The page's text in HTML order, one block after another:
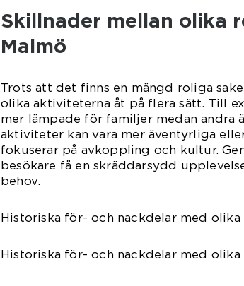
Skillnader mellan olika
Malmö
Trots att det finns en mängd roliga
olika aktiviteterna åt på flera sätt. Till
mer lämpade för familjer medan andra
aktiviteter kan vara mer äventyrliga
fokuserar på avkoppling och kultur.
besökare få en skräddarsydd
behov.
Historiska för- och nackdelar med
Historiska för- och nackdelar med